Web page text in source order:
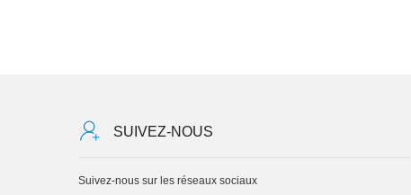
SUIVEZ-NOUS
Suivez-nous sur les réseaux sociaux